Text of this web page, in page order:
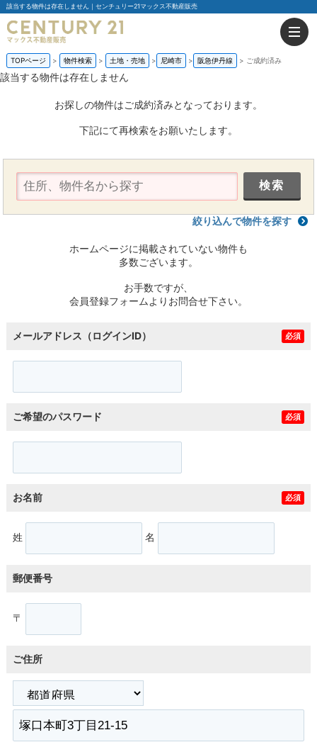
該当する物件は存在しません｜センチュリー21マックス不動産販売
TOPページ 物件検索 土地・売地 尼崎市 阪急伊丹線 ご成約済み
該当する物件は存在しません
お探しの物件はご成約済みとなっております。
下記にて再検索をお願いたします。
絞り込んで物件を探す
ホームページに掲載されていない物件も
多数ございます。
お手数ですが、
会員登録フォームよりお問合せ下さい。
メールアドレス（ログインID） 必須
ご希望のパスワード 必須
お名前 必須
姓 名
郵便番号
〒
ご住所